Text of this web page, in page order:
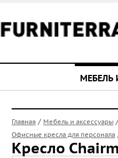
МЕБЕЛЬ
Главная / Мебель и аксессуары
Офисные кресла для персонала
Кресло